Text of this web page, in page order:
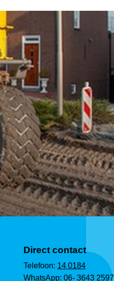
Direct contact
Telefoon: 14 0184
WhatsApp:06- 3643 2597